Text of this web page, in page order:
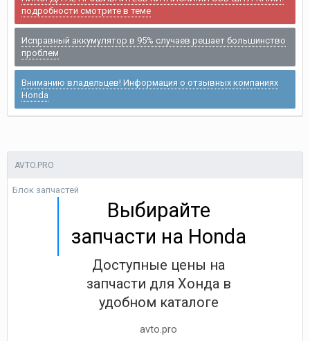
подробности смотрите в теме
Исправный аккумулятор в 95% случаев решает большинство
проблем
Вниманию владельцев! Информация о отзывных компаниях
Honda
AVTO.PRO
Блок запчастей
Выбирайте
запчасти на Honda
Доступные цены на
запчасти для Хонда в
удобном каталоге
avto.pro